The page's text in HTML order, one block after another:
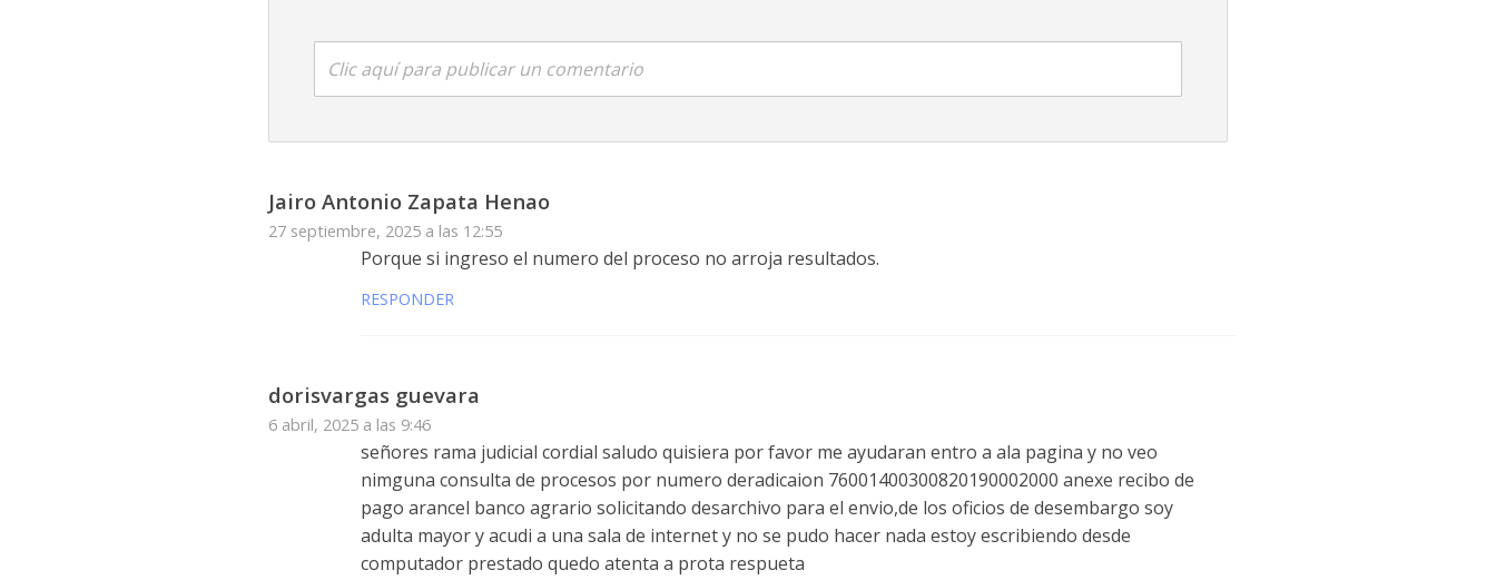
Clic aquí para publicar un comentario
Jairo Antonio Zapata Henao
27 septiembre, 2025 a las 12:55
Porque si ingreso el numero del proceso no arroja resultados.
RESPONDER
dorisvargas guevara
6 abril, 2025 a las 9:46
señores rama judicial cordial saludo quisiera por favor me ayudaran entro a ala pagina y no veo
nimguna consulta de procesos por numero deradicaion 76001400300820190002000 anexe recibo de
pago arancel banco agrario solicitando desarchivo para el envio,de los oficios de desembargo soy
adulta mayor y acudi a una sala de internet y no se pudo hacer nada estoy escribiendo desde
computador prestado quedo atenta a prota respueta